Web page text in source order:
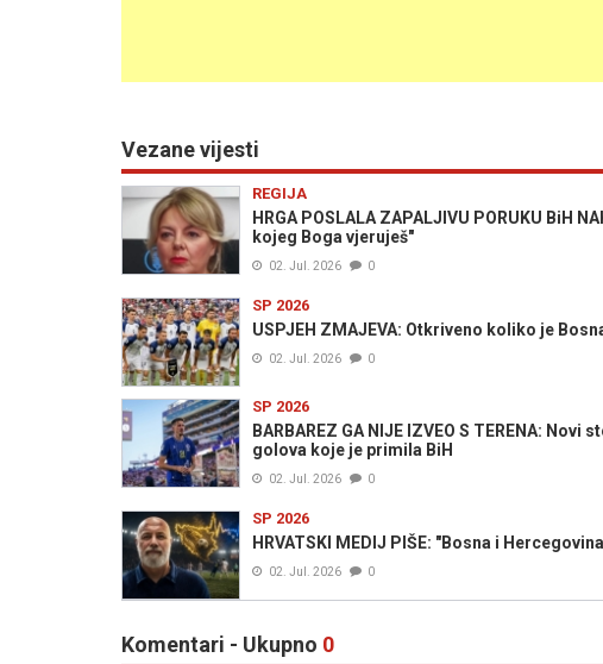
Vezane vijesti
REGIJA
HRGA POSLALA ZAPALJIVU PORUKU BiH
kojeg Boga vjeruješ"
02. Jul. 2026 0
SP 2026
USPJEH ZMAJEVA: Otkriveno koliko je
02. Jul. 2026 0
SP 2026
BARBAREZ GA NIJE IZVEO S TERENA:
golova koje je primila BiH
02. Jul. 2026 0
SP 2026
HRVATSKI MEDIJ PIŠE: "Bosna i
02. Jul. 2026 0
Komentari - Ukupno 0